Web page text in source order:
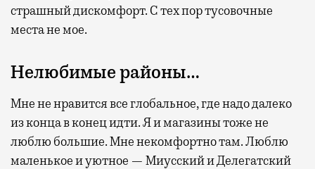
страшный дискомфорт. С тех пор тусовочные
места не мое.
Нелюбимые районы…
Мне не нравится все глобальное, где надо далеко
из конца в конец идти. Я и магазины тоже не
люблю большие. Мне некомфортно там. Люблю
маленькое и уютное — Миусский и Делегатский